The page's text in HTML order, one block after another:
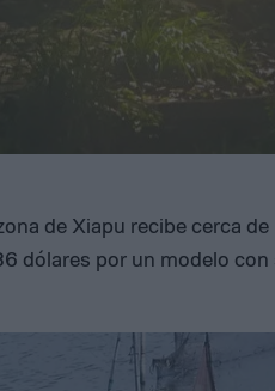
de Xiapu recibe cerca
dólares por un modelo con